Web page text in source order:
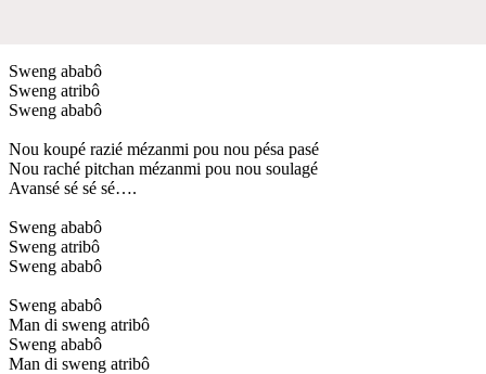
Sweng ababô
Sweng atribô
Sweng ababô
Nou koupé razié mézanmi pou nou pésa pasé
Nou raché pitchan mézanmi pou nou soulagé
Avansé sé sé sé….
Sweng ababô
Sweng atribô
Sweng ababô
Sweng ababô
Man di sweng atribô
Sweng ababô
Man di sweng atribô